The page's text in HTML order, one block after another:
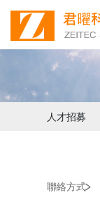
人才招募
聯絡方式>